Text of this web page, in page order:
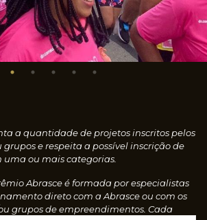
a quantidade de projetos inscritos pelos
e respeita a possível inscrição de
uma ou mais categorias.
Abrasce é formada por especialistas
direto com a Abrasce ou com os
grupos de empreendimentos. Cada